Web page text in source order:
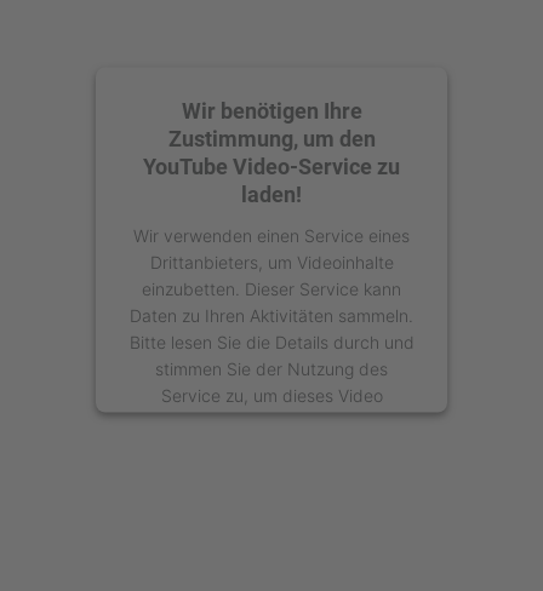
Wir benötigen Ihre
Zustimmung, um den
YouTube Video-Service zu
laden!
Wir verwenden einen Service eines
Drittanbieters, um Videoinhalte
einzubetten. Dieser Service kann
Daten zu Ihren Aktivitäten sammeln.
Bitte lesen Sie die Details durch und
stimmen Sie der Nutzung des
Service zu, um dieses Video
anzusehen.